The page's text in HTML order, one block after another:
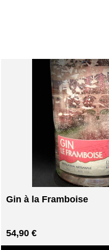
Gin à la Framboise
54,90 €